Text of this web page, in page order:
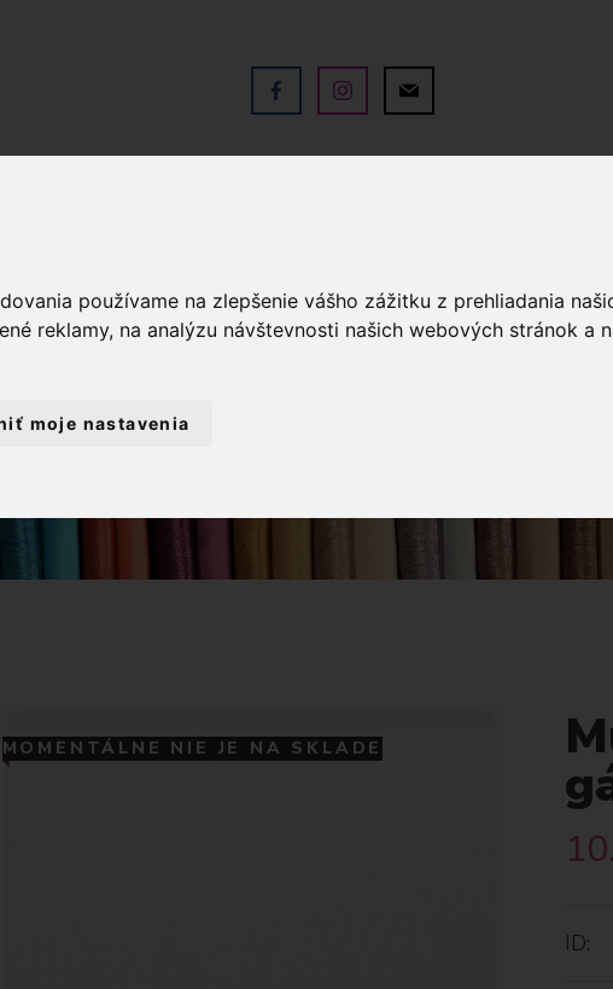
používame na zlepšenie vášho zážitku z prehliadania
reklamy, na analýzu návštevnosti našich webových stránok a
moje nastavenia
MOMENTÁLNE NIE JE NA SKLADE
ID: